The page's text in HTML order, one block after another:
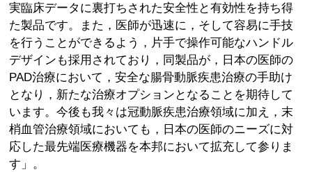
実臨床データに裏打ちされた安全性と有効性を持ち得
た製品です。また，医師が迅速に，そして容易に手技
を行うことができるよう，片手で操作可能なハンドル
デザインも採用されており，同製品が，日本の医師の
PAD治療において，安全な腸骨動脈疾患治療の手助け
となり，新たな治療オプションとなることを期待して
います。今後も我々は冠動脈疾患治療領域に加え，末
梢血管治療領域においても，日本の医師のニーズに対
応した最先端医療機器を本邦において拡充して参りま
す」。